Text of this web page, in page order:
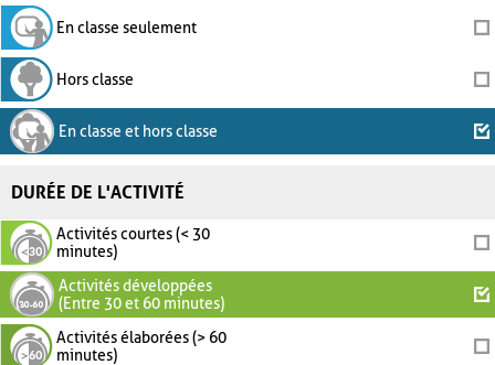
En classe seulement
Hors classe
En classe et hors classe
DURÉE DE L'ACTIVITÉ
Activités courtes (< 30
minutes)
Activités développées
(Entre 30 et 60 minutes)
Activités élaborées (> 60
minutes)